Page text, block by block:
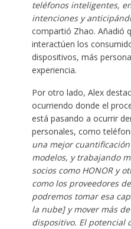
teléfonos inteligentes,
intenciones y
compartió Zhao. Añadió
interactúen los
dispositivos, más
experiencia.
Por otro lado, Alex
ocurriendo donde el
está pasando a ocurrir
personales, como
una mejor
modelos, y trabajando
socios como HONOR y
como los proveedores
podremos tomar esa
la nube] y mover más
dispositivo. El potencial